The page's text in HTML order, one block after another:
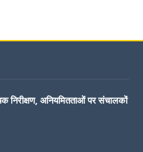
निरीक्षण, अनियमितताओं पर संचालकों